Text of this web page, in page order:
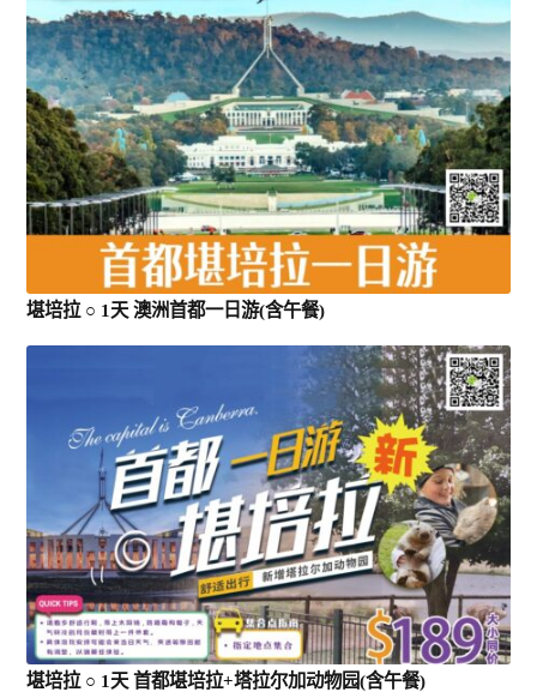
堪培拉 ACT
环球
亞洲
歐洲
美州/美加
新西兰
中東/非洲
景点
邮轮
堪培拉 ○ 1天 澳洲首都一日游(含午餐)
堪培拉 ○ 1天 首都堪培拉+塔拉尔加动物园(含午餐)